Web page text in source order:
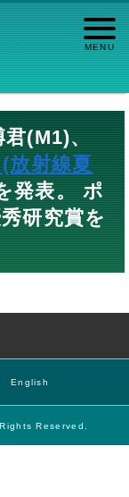
君(M1)、
放射線夏
発表。 ポ
研究賞を
English
Reserved.